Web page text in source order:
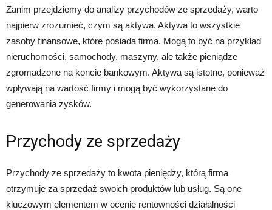
Zanim przejdziemy do analizy przychodów ze sprzedaży, warto
najpierw zrozumieć, czym są aktywa. Aktywa to wszystkie
zasoby finansowe, które posiada firma. Mogą to być na przykład
nieruchomości, samochody, maszyny, ale także pieniądze
zgromadzone na koncie bankowym. Aktywa są istotne, ponieważ
wpływają na wartość firmy i mogą być wykorzystane do
generowania zysków.
Przychody ze sprzedaży
Przychody ze sprzedaży to kwota pieniędzy, którą firma
otrzymuje za sprzedaż swoich produktów lub usług. Są one
kluczowym elementem w ocenie rentowności działalności